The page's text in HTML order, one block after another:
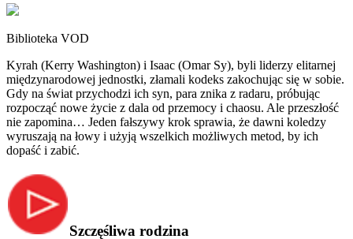
Biblioteka VOD
Kyrah (Kerry Washington) i Isaac (Omar Sy), byli liderzy elitarnej
międzynarodowej jednostki, złamali kodeks zakochując się w sobie.
Gdy na świat przychodzi ich syn, para znika z radaru, próbując
rozpocząć nowe życie z dala od przemocy i chaosu. Ale przeszłość
nie zapomina… Jeden fałszywy krok sprawia, że dawni koledzy
wyruszają na łowy i użyją wszelkich możliwych metod, by ich
dopaść i zabić.
Szczęśliwa rodzina